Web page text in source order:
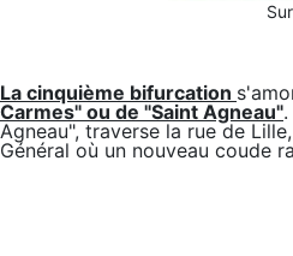
La cinquième bifurcation
Carmes" ou de "Saint Agneau"
Agneau", traverse la rue de
Général où un nouveau coude